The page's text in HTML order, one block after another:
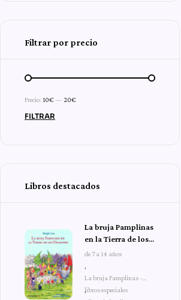
Filtrar por precio
FILTRAR
Precio: 10€— 20€
Libros destacados
La bruja Pamplinas
en la Tierra de los
Dragones
de 7 a 14 años
,
La bruja Pamplinas -
libros especiales
,